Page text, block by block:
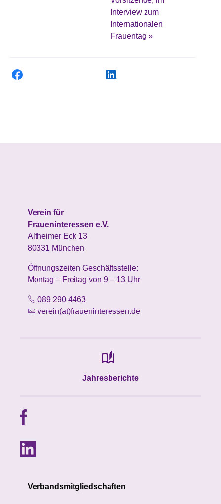
Interview zum
Internationalen
Frauentag »
Verein für
Fraueninteressen e.V.
Altheimer Eck 13
80331 München
Öffnungszeiten Geschäftsstelle:
Montag – Freitag von 9 – 13 Uhr
089 290 4463
verein(at)fraueninteressen.de
Jahresberichte
Verbandsmitgliedschaften